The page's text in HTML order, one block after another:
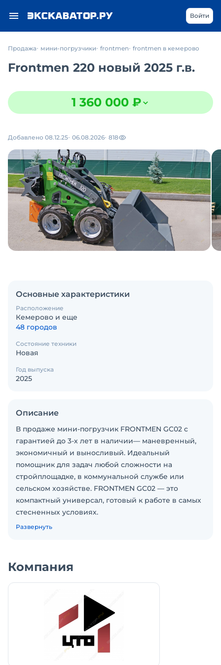
Войти
Продажа мини-погрузчики frontmen frontmen в кемерово
Frontmen 220 новый 2025 г.в.
1 360 000 ₽
Добавлено 08.12.25 06.08.2026 818
Основные характеристики
Расположение
Кемерово и еще
48 городов
Состояние техники
Новая
Год выпуска
2025
Описание
В продаже мини-погрузчик FRONTMEN GC02 с
гарантией до 3-х лет в наличии— маневренный,
экономичный и выносливый. Идеальный
помощник для задач любой сложности на
стройплощадке, в коммунальной службе или
сельском хозяйстве. FRONTMEN GC02 — это
компактный универсал, готовый к работе в самых
стесненных условиях.
Характеристики мини погрузчика Фронтмен:
Полезная мощность: 23,8 л.с. (17,5 кВт) при 3600 об/
мин
Топливо: Бензин АИ-95
Ёмкость топливного бака: 27 л
Вырывное усилие: 1340 кг
Подъёмное усилие: 1416 кг
Тяговое усилие: 680 кг
Максимальная грузоподъёмность: 440 кг
Развернуть
Компания